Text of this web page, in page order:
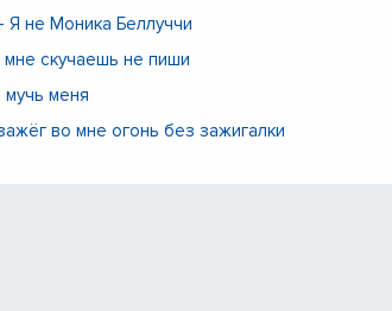
Я не Моника Беллуччи
мне скучаешь не пиши
мучь меня
во мне огонь без зажигалки